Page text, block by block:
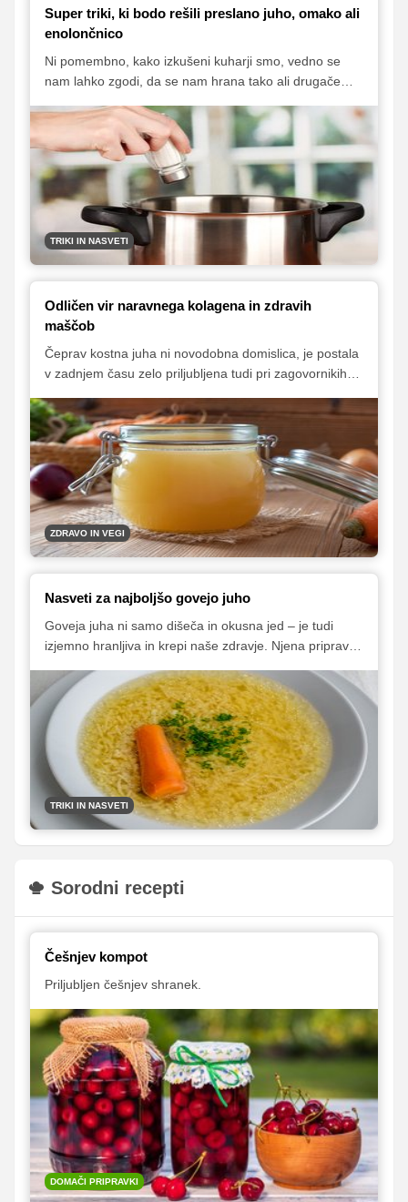
Super triki, ki bodo rešili preslano juho, omako ali
enolončnico
Ni pomembno, kako izkušeni kuharji smo, vedno se
nam lahko zgodi, da se nam hrana tako ali drugače
A tudi v takih primerih si lahko pomagamo z nekaterimi
drobnimi triki in nasveti, ki nam lahko pomagajo ublažiti
nastalo situacijo in poskrbeti, da preslana jed ne bo
romala v smeti, ampak jo bomo tako 'popravili', da bo
primerna za uživanje.
TRIKI IN NASVETI
Odličen vir naravnega kolagena in zdravih
maščob
Čeprav kostna juha ni novodobna domislica, je postala
v zadnjem času zelo priljubljena tudi pri zagovornikih
prava zakladnica koristnih hranil in blagodejnih učinkov
na telo. Že od nekdaj je veljala za domače zdravilo,
danes pa njeno uživanje priporočajo tudi številni
strokovnjaki, saj blagodejno vpliva tako na prebavo kot
na imunski sistem, poskrbi pa tudi za to, da imamo
lepo kožo, lase in nohte.
ZDRAVO IN VEGI
Nasveti za najboljšo govejo juho
Goveja juha ni samo dišeča in okusna jed – je tudi
izjemno hranljiva in krepi naše zdravje. Njena priprava
nekatere morda sploh še niste slišali.
TRIKI IN NASVETI
Sorodni recepti
Češnjev kompot
Priljubljen češnjev shranek.
DOMAČI PRIPRAVKI